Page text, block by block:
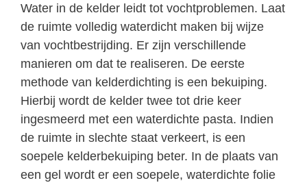
Water in de kelder leidt tot vochtproblemen. Laat
de ruimte volledig waterdicht maken bij wijze
van vochtbestrijding. Er zijn verschillende
manieren om dat te realiseren. De eerste
methode van kelderdichting is een bekuiping.
Hierbij wordt de kelder twee tot drie keer
ingesmeerd met een waterdichte pasta. Indien
de ruimte in slechte staat verkeert, is een
soepele kelderbekuiping beter. In de plaats van
een gel wordt er een soepele, waterdichte folie